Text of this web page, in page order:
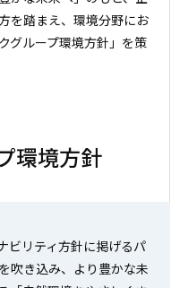
を踏まえ、環境分野にお
グループ環境方針」を策
環境方針
ビリティ方針に掲げるパ
吹き込み、より豊かな未